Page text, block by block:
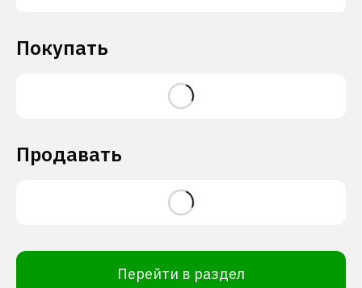
Покупать
Продавать
Перейти в раздел